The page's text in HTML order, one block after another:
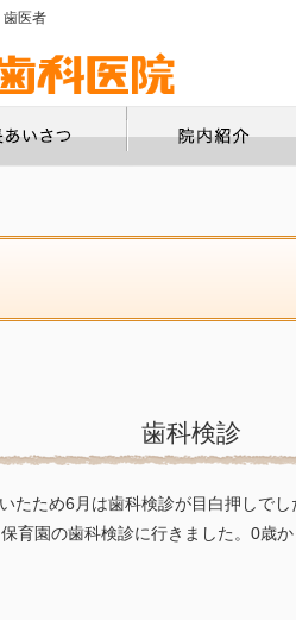
歯医者
歯科検診
たため6月は歯科検診が目白押しでし
育園の歯科検診に行きました。0歳